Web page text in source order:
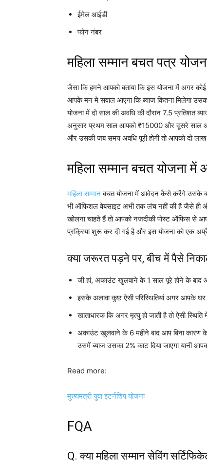
ईमेल आईडी
फोन नंबर
महिला सम्मान बचत पत्र
जैसा कि हमने आपको बताया कि इस योजना में अगर
आपके मन मे सवाल आएगा कि ब्याज कितना मिलेगा
योजना में दो साल की अवधि की दौरान 7.5 प्रतिशत
अनुसार प्रथम साल आपको ₹15000 और दूसरे साल
और उसकी जब समय अवधि पूरी होगी तो आपको दो
महिला सम्मान बचत योजना में
महिला सम्मानबचत योजना में आवेदन कैसे करेंगे उसके
भी ऑफिशल वेबसाइट अभी तक लंच नहीं की है जैसे ही
खोलना चाहते हैं तो आपको नजदीकी पोस्ट ऑफिस से आप
प्रक्रिया शुरू कर दी गई है और इस योजना को एक
क्या जरूरत पड़ने पर, बीच में पैसे
जी हां, अकाउंट खुलवाने के 1 साल पूरे होने के
इसके अलावा कुछ ऐसी परिस्थितियां अगर आपके
खाताधारक कि अगर मृत्यु हो जाती है तो ऐसी
अकाउंट खुलवाने के 6 महीने बाद आप बिना
उसमें ब्याज उसका 2% काट दिया जाएगा यानी
Read more:
मुख्यमंत्री युवा इंटर्नशिप योजना
FQA
Q. क्या महिला सम्मान सेविंग